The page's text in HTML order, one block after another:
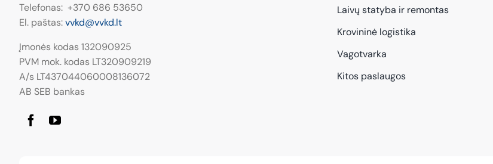
Telefonas: +370 686 53650
El. paštas:vvkd@vvkd.lt
Įmonės kodas 132090925
PVM mok. kodas LT320909219
A/s LT437044060008136072
AB SEB bankas
Laivų statyba ir remontas
Krovininė logistika
Vagotvarka
Kitos paslaugos